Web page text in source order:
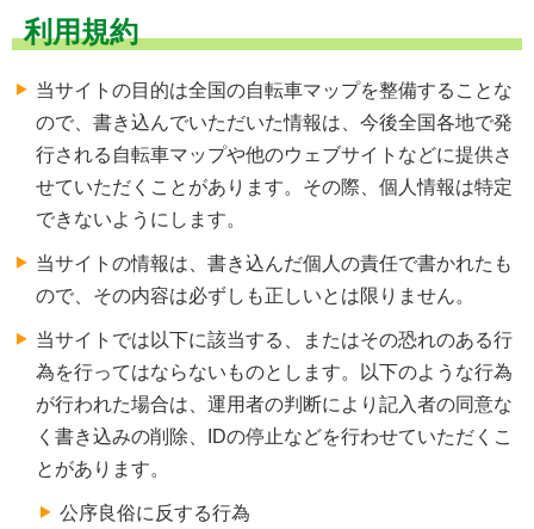
利用規約
当サイトの目的は全国の自転車マップを整備することな
ので、書き込んでいただいた情報は、今後全国各地で発
行される自転車マップや他のウェブサイトなどに提供さ
せていただくことがあります。その際、個人情報は特定
できないようにします。
当サイトの情報は、書き込んだ個人の責任で書かれたも
ので、その内容は必ずしも正しいとは限りません。
当サイトでは以下に該当する、またはその恐れのある行
為を行ってはならないものとします。以下のような行為
が行われた場合は、運用者の判断により記入者の同意な
く書き込みの削除、IDの停止などを行わせていただくこ
とがあります。
公序良俗に反する行為